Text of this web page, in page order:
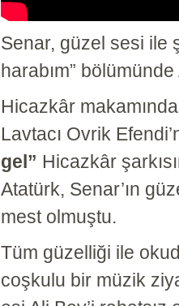
Senar, güzel sesi ile
harabım”
Hicazkâr
Lavtacı Ovrik
gel” Hicazkâr
Atatürk, Senar’ın
mest olmuştu.
Tüm güzelliği ile
coşkulu bir müzik